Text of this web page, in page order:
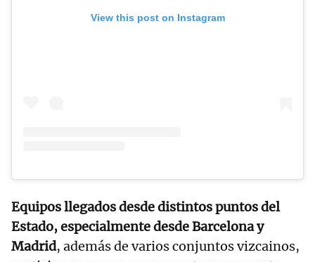
View this post on Instagram
Equipos llegados desde distintos puntos del
Estado, especialmente desde Barcelona y
Madrid, además de varios conjuntos vizcainos,